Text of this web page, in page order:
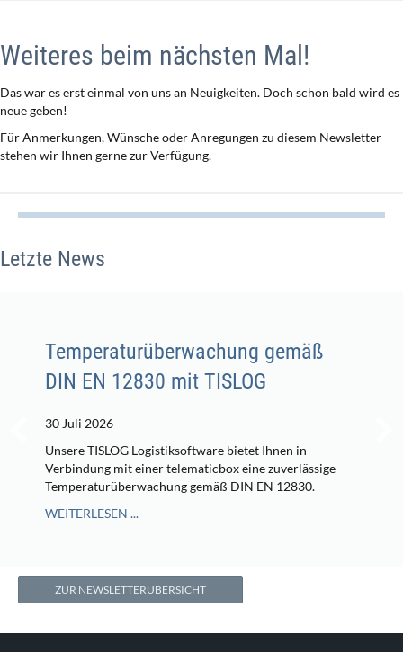
Weiteres beim nächsten Mal!
Das war es erst einmal von uns an Neuigkeiten. Doch schon bald wird es
neue geben!
Für Anmerkungen, Wünsche oder Anregungen zu diesem Newsletter
stehen wir Ihnen gerne zur Verfügung.
Letzte News
Temperaturüberwachung gemäß
DIN EN 12830 mit TISLOG
30 Juli 2026
Unsere TISLOG Logistiksoftware bietet Ihnen in
Verbindung mit einer telematicbox eine zuverlässige
Temperaturüberwachung gemäß DIN EN 12830.
WEITERLESEN ...
ZUR NEWSLETTERÜBERSICHT